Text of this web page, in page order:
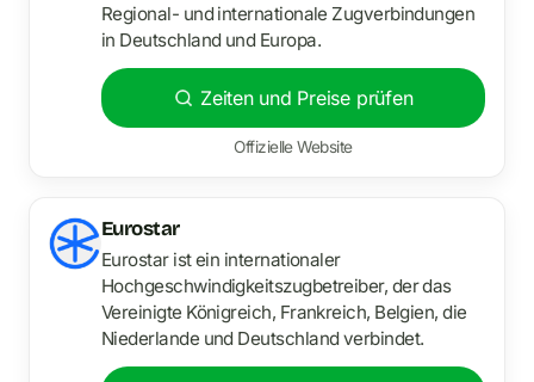
Regional- und internationale Zugverbindungen
in Deutschland und Europa.
Zeiten und Preise prüfen
Offizielle Website
Eurostar
Eurostar ist ein internationaler
Hochgeschwindigkeitszugbetreiber, der das
Vereinigte Königreich, Frankreich, Belgien, die
Niederlande und Deutschland verbindet.